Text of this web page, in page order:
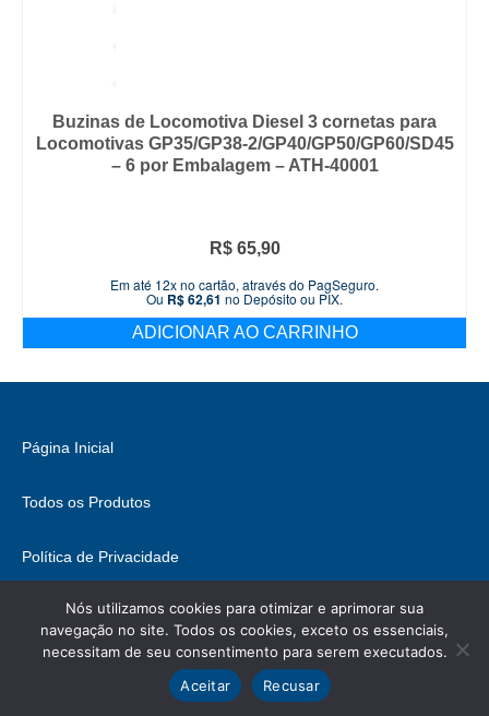
Buzinas de Locomotiva Diesel 3 cornetas para
Locomotivas GP35/GP38-2/GP40/GP50/GP60/SD45
– 6 por Embalagem – ATH-40001
R$65,90
Em até 12x no cartão, através do PagSeguro.
Ou R$62,61 no Depósito ou PIX.
ADICIONAR AO CARRINHO
Página Inicial
Todos os Produtos
Política de Privacidade
Fale Conosco
© 2026 Brasil Hobbies - WordPress Theme byKadence WP
, podem conter direitos.
Nós utilizamos cookies para otimizar e aprimorar sua
navegação no site. Todos os cookies, exceto os essenciais,
necessitam de seu consentimento para serem executados.
Aceitar
Recusar